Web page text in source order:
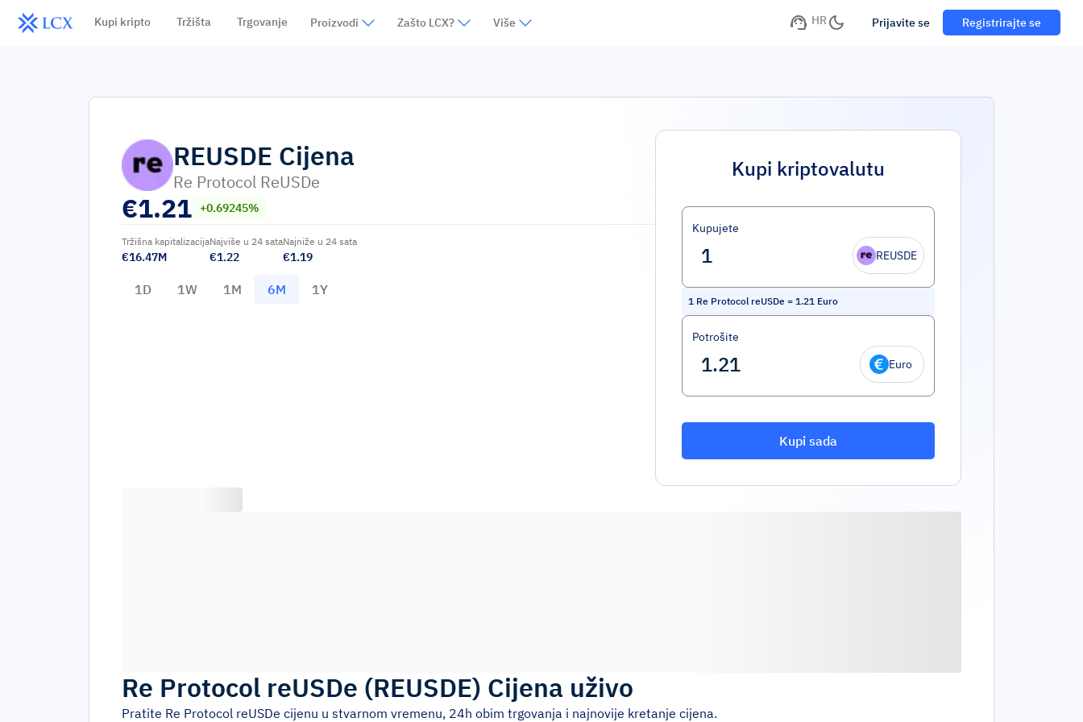
Kupi kripto Tržišta Trgovanje Proizvodi Zašto LCX? Više HR Prijavite se Registrirajte se
REUSDE Cijena
Re Protocol ReUSDe
€1.21 +0.69245%
Tržišna kapitalizacija
€16.47M
Najviše u 24 sata
€1.22
Najniže u 24 sata
€1.19
1D 1W 1M 6M 1Y
Kupi kriptovalutu
Kupujete
REUSDE
1 Re Protocol reUSDe = 1.21 Euro
Potrošite
Euro
Kupi sada
Re Protocol reUSDe (REUSDE) Cijena uživo
Pratite Re Protocol reUSDe cijenu u stvarnom vremenu, 24h obim trgovanja i najnovije kretanje cijena.